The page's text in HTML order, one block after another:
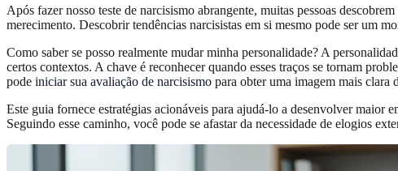
Após fazer nosso teste de narcisismo abrangente, muitas pessoas
merecimento. Descobrir tendências narcisistas em si mesmo pode ser um
Como saber se posso realmente mudar minha personalidade? A
certos contextos. A chave é reconhecer quando esses traços se tornam
pode iniciar sua avaliação de narcisismo para obter uma imagem mais clara
Este guia fornece estratégias acionáveis para ajudá-lo a desenvolver maior
Seguindo esse caminho, você pode se afastar da necessidade de elogios